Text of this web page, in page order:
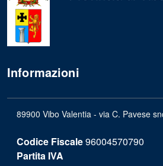
Informazioni
89900 Vibo Valentia - via C. Pavese
Codice Fiscale96004570790
Partita IVA